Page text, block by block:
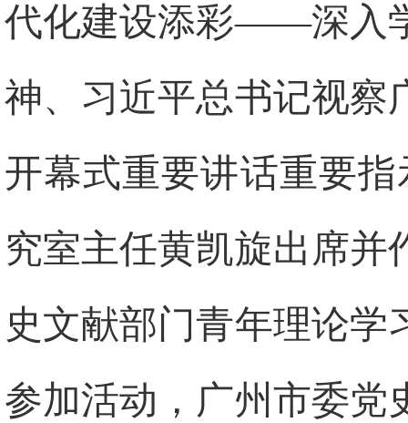
代化建设添彩——深入
神、习近平总书记视察
开幕式重要讲话重要
究室主任黄凯旋出席并
史文献部门青年理论学
参加活动，广州市委党